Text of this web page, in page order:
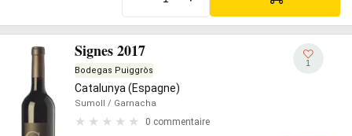
Signes 2017
Bodegas Puiggròs
Catalunya (Espagne)
Sumoll / Garnacha
0 commentaire
1